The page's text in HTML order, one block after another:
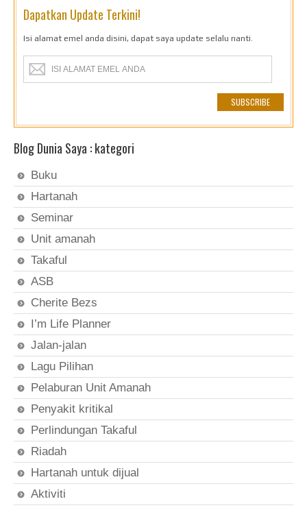
Dapatkan Update Terkini!
Isi alamat emel anda disini, dapat saya update selalu nanti.
Blog Dunia Saya : kategori
Buku
Hartanah
Seminar
Unit amanah
Takaful
ASB
Cherite Bezs
I’m Life Planner
Jalan-jalan
Lagu Pilihan
Pelaburan Unit Amanah
Penyakit kritikal
Perlindungan Takaful
Riadah
Hartanah untuk dijual
Aktiviti